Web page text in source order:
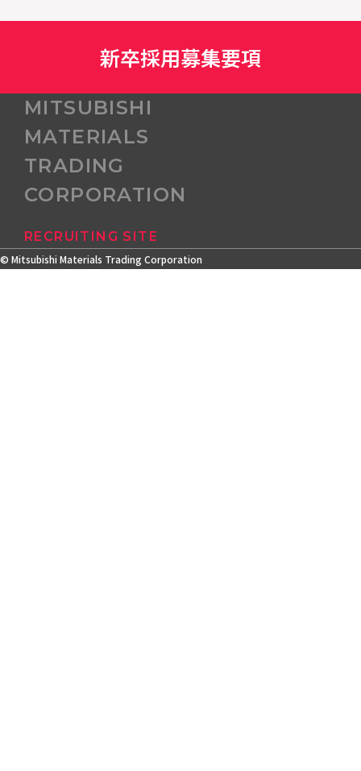
新卒採用募集要項
MITSUBISHI
MATERIALS
TRADING
CORPORATION
RECRUITING SITE
© Mitsubishi Materials Trading Corporation